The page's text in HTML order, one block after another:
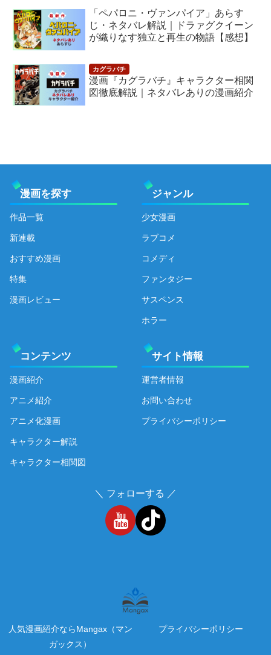
「ペパロニ・ヴァンパイア」あらす
じ・ネタバレ解説｜ドラァグクイーン
が織りなす独立と再生の物語【感想】
漫画『カグラバチ』キャラクター相関
図徹底解説｜ネタバレありの漫画紹介
漫画を探す
作品一覧
新連載
おすすめ漫画
特集
漫画レビュー
ジャンル
少女漫画
ラブコメ
コメディ
ファンタジー
サスペンス
ホラー
コンテンツ
漫画紹介
アニメ紹介
アニメ化漫画
キャラクター解説
キャラクター相関図
サイト情報
運営者情報
お問い合わせ
プライバシーポリシー
＼ フォローする ／
人気漫画紹介ならMangax（マン
ガックス）
プライバシーポリシー